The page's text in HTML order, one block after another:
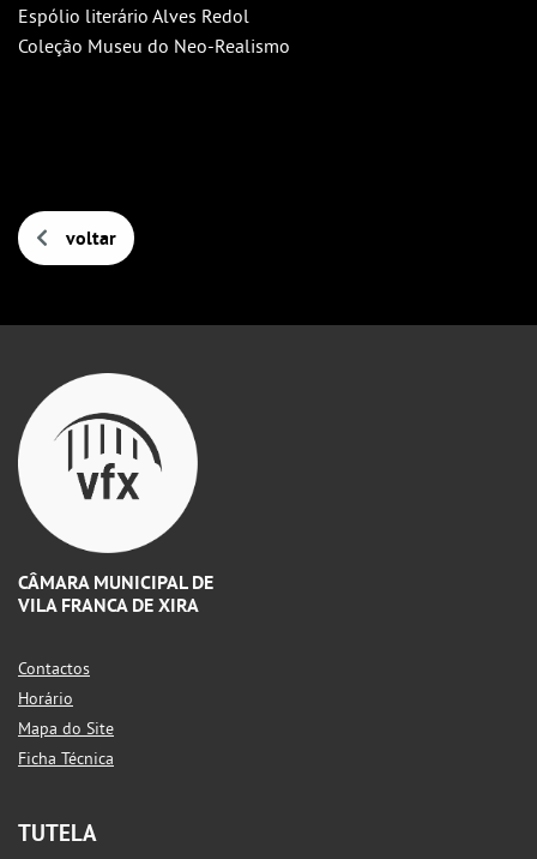
Espólio literário Alves Redol
Coleção Museu do Neo-Realismo
voltar
CÂMARA MUNICIPAL DE
VILA FRANCA DE XIRA
Contactos
Horário
Mapa do Site
Ficha Técnica
TUTELA